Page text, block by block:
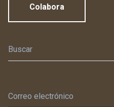
Colabora